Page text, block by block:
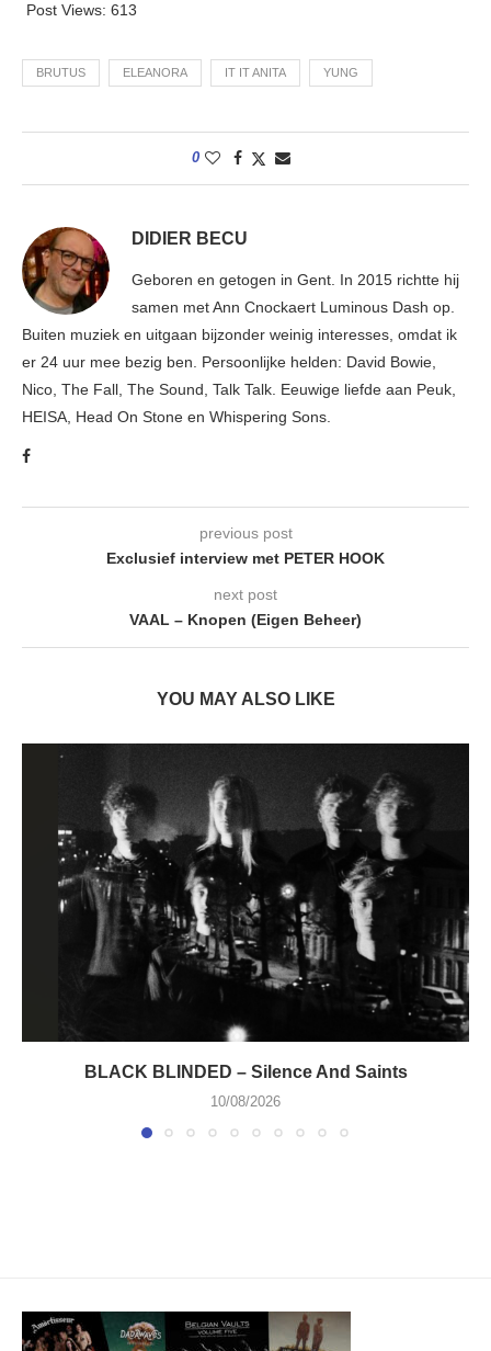
Post Views: 613
BRUTUS ELEANORA IT IT ANITA YUNG
0
DIDIER BECU
Geboren en getogen in Gent. In 2015 richtte hij
samen met Ann Cnockaert Luminous Dash op.
Buiten muziek en uitgaan bijzonder weinig interesses, omdat ik
er 24 uur mee bezig ben. Persoonlijke helden: David Bowie,
Nico, The Fall, The Sound, Talk Talk. Eeuwige liefde aan Peuk,
HEISA, Head On Stone en Whispering Sons.
previous post
Exclusief interview met PETER HOOK
next post
VAAL – Knopen (Eigen Beheer)
YOU MAY ALSO LIKE
BLACK BLINDED – Silence And Saints
10/08/2026